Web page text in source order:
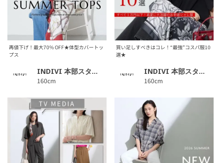
再値下げ！最大70% OFF★体型カバートッ
プス
INDIVI 本部スタッフ
160cm
買い足しすべきはコレ！“最強”コスパ服10
選★
INDIVI 本部スタッフ
160cm